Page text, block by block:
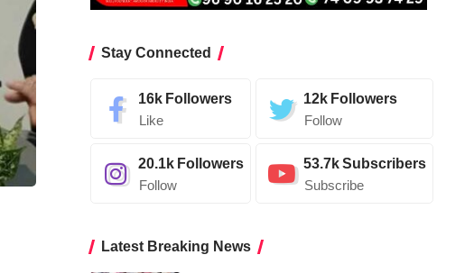
Stay Connected
16k Followers
Like
12k Followers
Follow
20.1k Followers
Follow
53.7kSubscribers
Subscribe
Latest Breaking News